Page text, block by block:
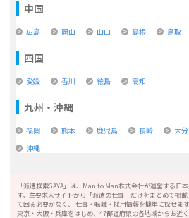
中国
広島 岡山 山口 島根 鳥取
四国
愛媛 香川 徳島 高知
九州・沖縄
福岡 熊本 鹿児島 長崎 大分
沖縄
「派遣検索GAYA」は、Man to Man株式会社が運営する日
す。主要求人サイトから「派遣の仕事」だけをまとめて掲
て回る必要がなく、 仕事・転職・採用情報を簡単に探せます
東京・大阪・兵庫をはじめ、47都道府県の各地域からお近